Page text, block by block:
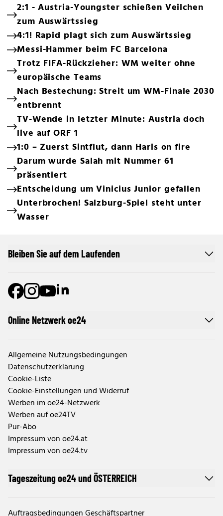
2:1 - Austria-Youngster schießen Veilchen
zum Auswärtssieg
4:1! Rapid plagt sich zum Auswärtssieg
Messi-Hammer beim FC Barcelona
Trotz FIFA-Rückzieher: WM weiter ohne
europäische Teams
Nach Bestechung: Streit um WM-Finale 2030
entbrennt
TV-Wende in letzter Minute: Austria doch
live auf ORF 1
1:0 – Zuerst Sintflut, dann Haris on fire
Darum wurde Salah mit Nummer 61
präsentiert
Entscheidung um Vinicius Junior gefallen
Unterbrochen! Salzburg-Spiel steht unter
Wasser
Online Netzwerk oe24
Allgemeine Nutzungsbedingungen
Datenschutzerklärung
Cookie-Liste
Cookie-Einstellungen und Widerruf
Werben im oe24-Netzwerk
Werben auf oe24TV
Pur-Abo
Impressum von oe24.at
Impressum von oe24.tv
Tageszeitung oe24 und ÖSTERREICH
Bleiben Sie auf dem Laufenden